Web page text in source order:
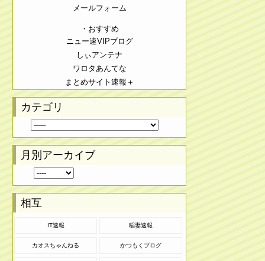
メールフォーム
・おすすめ
ニュー速VIPブログ
しぃアンテナ
ワロタあんてな
まとめサイト速報＋
カテゴリ
月別アーカイブ
相互
IT速報 稲妻速報
カオスちゃんねる かつもくブログ